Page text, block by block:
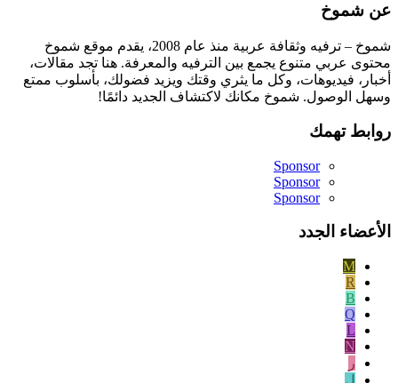
عن شموخ
شموخ – ترفيه وثقافة عربية منذ عام 2008، يقدم موقع شموخ
محتوى عربي متنوع يجمع بين الترفيه والمعرفة. هنا تجد مقالات،
أخبار، فيديوهات، وكل ما يثري وقتك ويزيد فضولك، بأسلوب ممتع
وسهل الوصول. شموخ مكانك لاكتشاف الجديد دائمًا!
روابط تهمك
Sponsor
Sponsor
Sponsor
الأعضاء الجدد
M
R
B
Q
L
N
ر
ل